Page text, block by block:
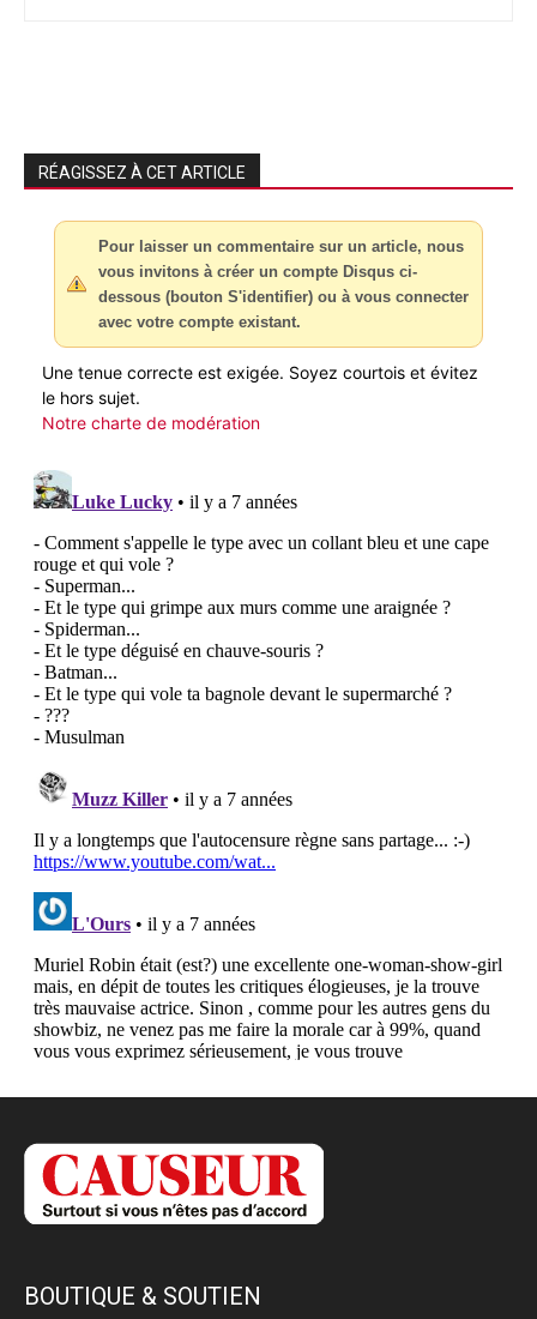
RÉAGISSEZ À CET ARTICLE
Pour laisser un commentaire sur un article, nous
vous invitons à créer un compte Disqus ci-
dessous (bouton S'identifier) ou à vous connecter
avec votre compte existant.
Une tenue correcte est exigée. Soyez courtois et évitez
le hors sujet.
Notre charte de modération
BOUTIQUE & SOUTIEN